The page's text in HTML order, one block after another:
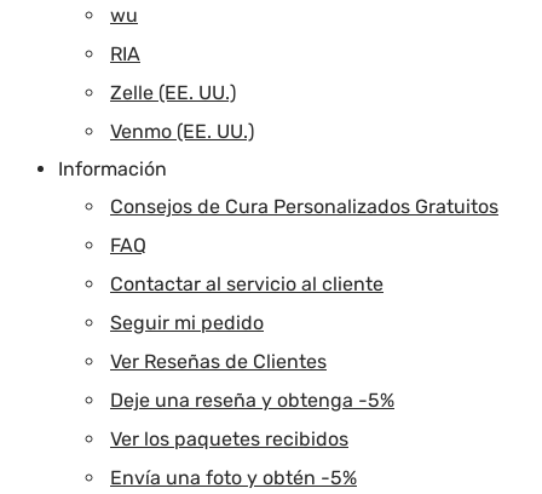
wu
RIA
Zelle (EE. UU.)
Venmo (EE. UU.)
Información
Consejos de Cura Personalizados Gratuitos
FAQ
Contactar al servicio al cliente
Seguir mi pedido
Ver Reseñas de Clientes
Deje una reseña y obtenga -5%
Ver los paquetes recibidos
Envía una foto y obtén -5%